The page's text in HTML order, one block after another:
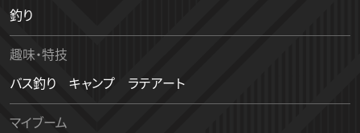
釣り
趣味・特技
バス釣り キャンプ ラテアート
マイブーム